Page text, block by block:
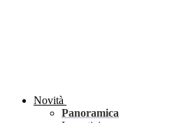
Novità
Panoramica